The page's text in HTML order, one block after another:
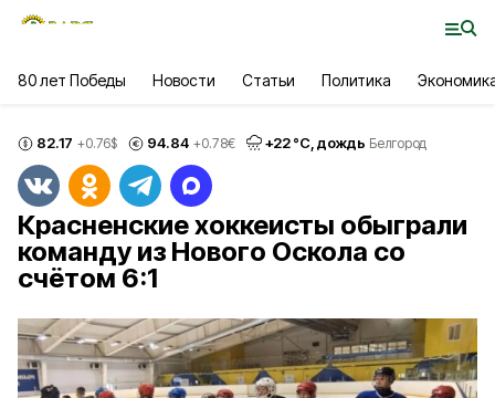
80 лет Победы Новости Статьи Политика
82.17 +0.76$ 94.84 +0.78€ +22°С, дождь Белгород
Красненские хоккеисты обыграли
команду из Нового Оскола со
счётом 6:1